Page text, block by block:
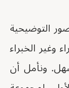
التوضيحية
وغير الخبراء
ونأمل أن